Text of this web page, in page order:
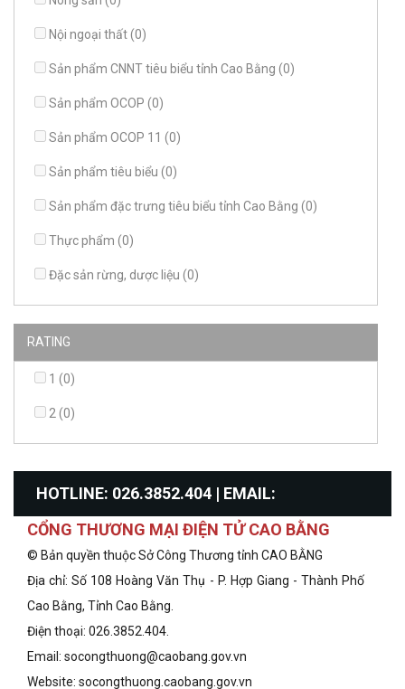
Nội ngoại thất (0)
Sản phẩm CNNT tiêu biểu tỉnh Cao Bằng (0)
Sản phẩm OCOP (0)
Sản phẩm OCOP 11 (0)
Sản phẩm tiêu biểu (0)
Sản phẩm đặc trưng tiêu biểu tỉnh Cao Bằng (0)
Thực phẩm (0)
Đặc sản rừng, dược liệu (0)
RATING
1 (0)
2 (0)
HOTLINE: 026.3852.404 | EMAIL:
info@congthuongcaobang.gov.vn
CỔNG THƯƠNG MẠI ĐIỆN TỬ CAO BẰNG
© Bản quyền thuộc Sở Công Thương tỉnh CAO BẰNG
Địa chỉ: Số 108 Hoàng Văn Thụ - P. Hợp Giang - Thành Phố
Cao Bằng, Tỉnh Cao Bằng.
Điện thoại: 026.3852.404.
Email: socongthuong@caobang.gov.vn
Website: socongthuong.caobang.gov.vn